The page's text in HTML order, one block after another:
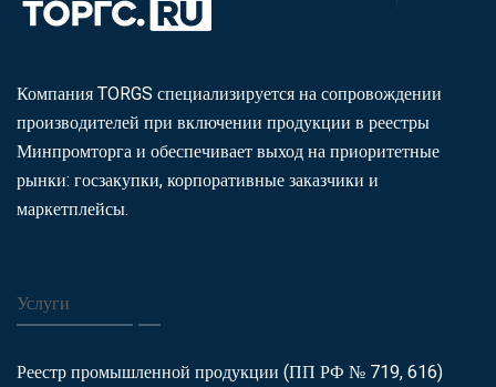
Компания TORGS специализируется на сопровождении
производителей при включении продукции в реестры
Минпромторга и обеспечивает выход на приоритетные
рынки: госзакупки, корпоративные заказчики и
маркетплейсы.
Услуги
Реестр промышленной продукции (ПП РФ № 719, 616)